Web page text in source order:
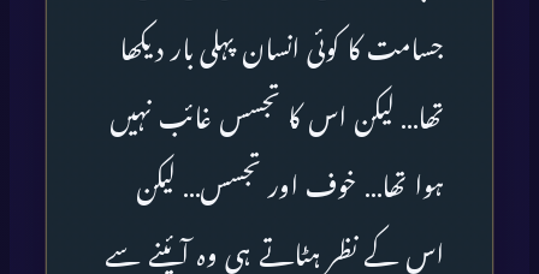
جسامت کا کوئی انسان پہلی بار دیکھا
تھا… لیکن اس کا تجسس غائب نہیں
ہوا تھا… خوف اور تجسس… لیکن
اس کے نظر ہٹاتے ہی وہ آئینے سے